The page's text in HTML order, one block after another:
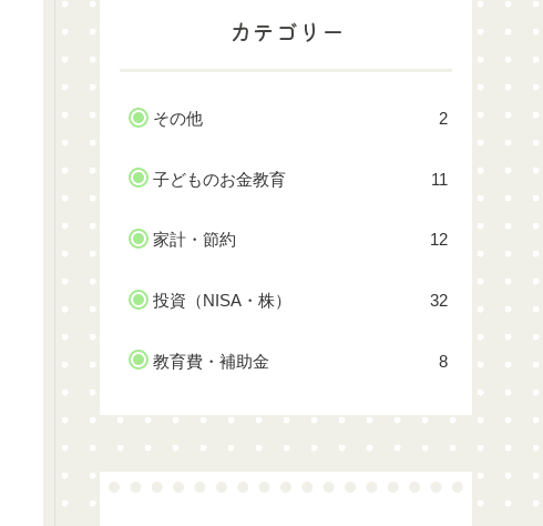
カテゴリー
その他 2
子どものお金教育 11
家計・節約 12
投資（NISA・株） 32
教育費・補助金 8